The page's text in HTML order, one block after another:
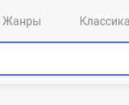
Жанры Классика